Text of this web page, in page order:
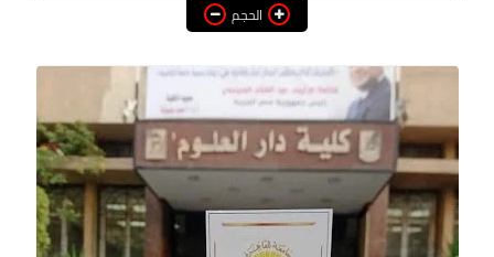
خدمات
عاجل
اخبار فنيه
التعليم
الصحه
الحجم